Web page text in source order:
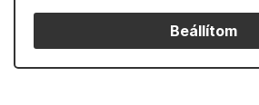
Beállítom